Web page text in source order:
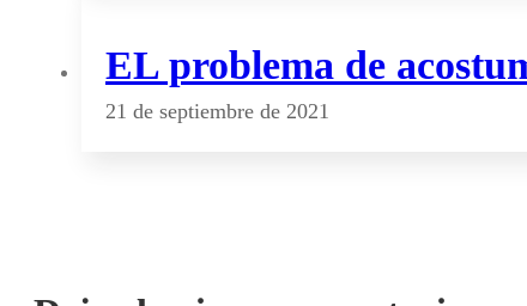
EL problema de
21 de septiembre de 2021